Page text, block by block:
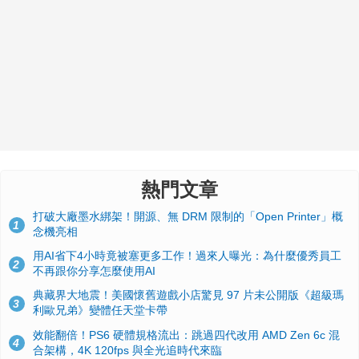
熱門文章
1
打破大廠墨水綁架！開源、無 DRM 限制的「Open Printer」概
念機亮相
2
用AI省下4小時竟被塞更多工作！過來人曝光：為什麼優秀員工
不再跟你分享怎麼使用AI
3
典藏界大地震！美國懷舊遊戲小店驚見 97 片未公開版《超級瑪
利歐兄弟》變體任天堂卡帶
4
效能翻倍！PS6 硬體規格流出：跳過四代改用 AMD Zen 6c 混
合架構，4K 120fps 與全光追時代來臨